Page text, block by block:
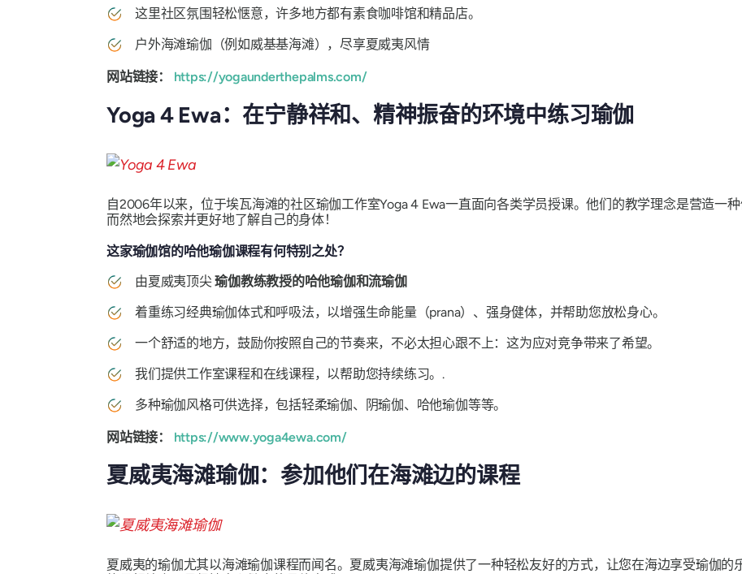
这里社区氛围轻松惬意，许多地方都有素食咖啡馆和精品店。
户外海滩瑜伽（例如威基基海滩），尽享夏威夷风情
网站链接： https://yogaunderthepalms.com/
Yoga 4 Ewa：在宁静祥和、精神振奋的环境中练习瑜伽
自2006年以来，位于埃瓦海滩的社区瑜伽工作室Yoga 4 Ewa一直面向各类学员授课。他们的教学理念是营造一
而然地会探索并更好地了解自己的身体！
这家瑜伽馆的哈他瑜伽课程有何特别之处？
由夏威夷顶尖瑜伽教练教授的哈他瑜伽和流瑜伽
着重练习经典瑜伽体式和呼吸法，以增强生命能量（prana）、强身健体，并帮助您放松身心。
一个舒适的地方，鼓励你按照自己的节奏来，不必太担心跟不上：这为应对竞争带来了希望。
我们提供工作室课程和在线课程，以帮助您持续练习。.
多种瑜伽风格可供选择，包括轻柔瑜伽、阴瑜伽、哈他瑜伽等等。
网站链接： https://www.yoga4ewa.com/
夏威夷海滩瑜伽：参加他们在海滩边的课程
夏威夷的瑜伽尤其以海滩瑜伽课程而闻名。夏威夷海滩瑜伽提供了一种轻松友好的方式，让您在海边享受瑜伽